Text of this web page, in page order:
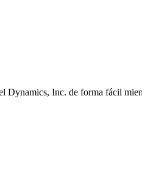
Dynamics, Inc. de forma fácil